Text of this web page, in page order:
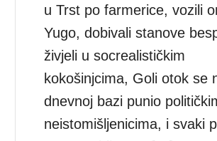
u Trst po farmerice, vozili
Yugo, dobivali stanove
živjeli u socrealističkim
kokošinjcima, Goli otok se
dnevnoj bazi punio
neistomišljenicima, i svaki